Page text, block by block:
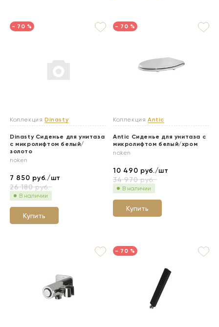
- 70 %
Коллекция Dinasty
Dinasty Сиденье для унитаза
с микролифтом белый/
золото
noken
7 850 руб./шт
26 180руб.
В наличии
Купить
- 70 %
Коллекция Antic
Antic Сиденье для унитаза с
микролифтом белый/хром
noken
10 490 руб./шт
34 970руб.
В наличии
Купить
- 70 %